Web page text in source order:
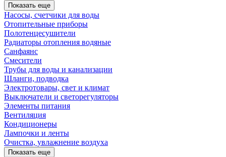
Показать еще
Насосы, счетчики для воды
Отопительные приборы
Полотенцесушители
Радиаторы отопления водяные
Санфаянс
Смесители
Трубы для воды и канализации
Шланги, подводка
Электротовары, свет и климат
Выключатели и светорегуляторы
Элементы питания
Вентиляция
Кондиционеры
Лампочки и ленты
Очистка, увлажнение воздуха
Показать еще